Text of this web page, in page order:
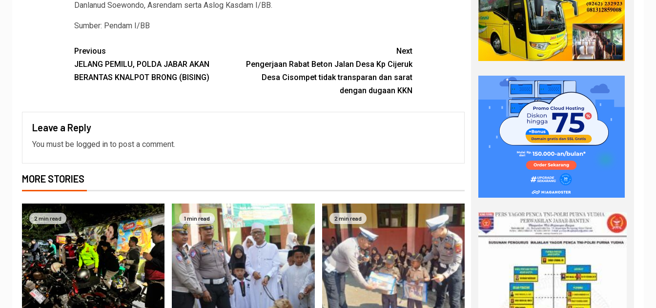
Danlanud Soewondo, Asrendam serta Aslog Kasdam I/BB.
Sumber: Pendam I/BB
Previous
JELANG PEMILU, POLDA JABAR AKAN
BERANTAS KNALPOT BRONG (BISING)
Next
Pengerjaan Rabat Beton Jalan Desa Kp Cijeruk
Desa Cisompet tidak transparan dan sarat
dengan dugaan KKN
Leave a Reply
You must be logged in to post a comment.
MORE STORIES
2 min read 1 min read 2 min read